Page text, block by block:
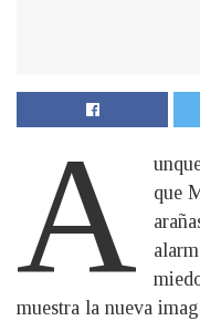
A
que
muestra la nueva